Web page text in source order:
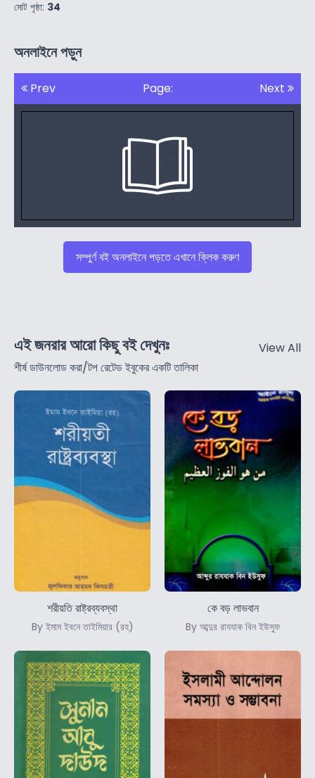
মোট পৃষ্ঠা: 34
অনলাইনে পড়ুন
Prev Page: Next
সম্পুর্ণ বই অনলাইনে পড়তে এখানে ক্লিক করুণ
এই জনরার আরো কিছু বই দেখুনঃ
শীর্ষ ডাউনলোড করা/টপ রেটেড ইবুকের একটি তালিকা
View All
শরীয়তি রাষ্ট্রব্যবস্থা
By ইমাম ইবনে তাইমিয়ার (রহ)
কে বড় লাভবান
By আব্দুর রাযযাক বিন ইউসুফ